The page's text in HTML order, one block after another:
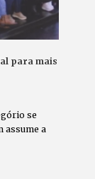
para mais
se
assume a